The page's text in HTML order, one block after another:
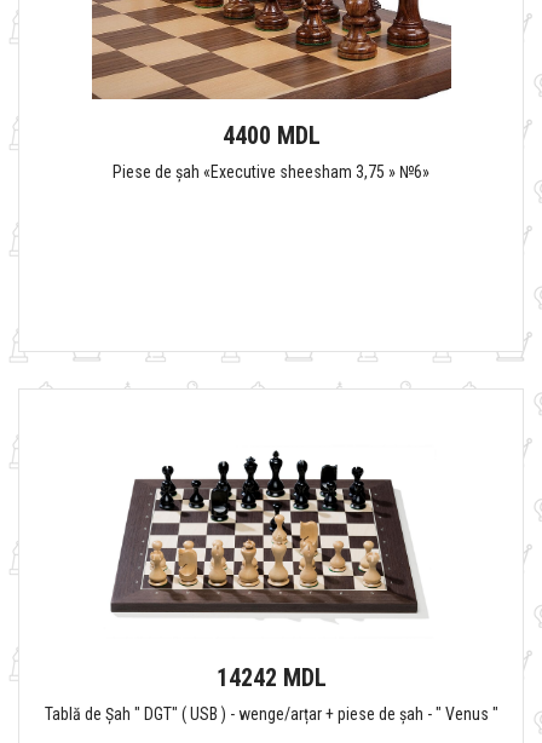
4400 MDL
Piese de șah «Executive sheesham 3,75 » №6»
14242 MDL
Tablă de Șah " DGT" ( USB ) - wenge/arțar + piese de șah - " Venus "